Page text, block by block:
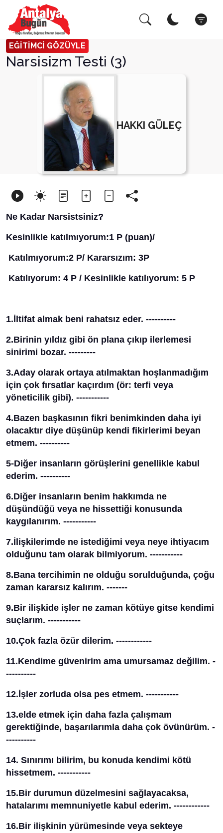
EĞİTİMCİ GÖZÜYLE
Narsisizm Testi (3)
HAKKI GÜLEÇ
Ne Kadar Narsistsiniz?
Kesinlikle katılmıyorum:1 P (puan)/
Katılmıyorum:2 P/ Kararsızım: 3P
Katılıyorum: 4 P / Kesinlikle katılıyorum: 5 P
1.İltifat almak beni rahatsız eder. ----------
2.Birinin yıldız gibi ön plana çıkıp ilerlemesi
sinirimi bozar. ---------
3.Aday olarak ortaya atılmaktan hoşlanmadığım
için çok fırsatlar kaçırdım (ör: terfi veya
yöneticilik gibi). -----------
4.Bazen başkasının fikri benimkinden daha iyi
olacaktır diye düşünüp kendi fikirlerimi beyan
etmem. ----------
5-Diğer insanların görüşlerini genellikle kabul
ederim. ----------
6.Diğer insanların benim hakkımda ne
düşündüğü veya ne hissettiği konusunda
kaygılanırım. -----------
7.İlişkilerimde ne istediğimi veya neye ihtiyacım
olduğunu tam olarak bilmiyorum. -----------
8.Bana tercihimin ne olduğu sorulduğunda, çoğu
zaman kararsız kalırım. -------
9.Bir ilişkide işler ne zaman kötüye gitse kendimi
suçlarım. -----------
10.Çok fazla özür dilerim. ------------
11.Kendime güvenirim ama umursamaz değilim. -
----------
12.İşler zorluda olsa pes etmem. -----------
13.elde etmek için daha fazla çalışmam
gerektiğinde, başarılarımla daha çok övünürüm. -
----------
14. Sınırımı bilirim, bu konuda kendimi kötü
hissetmem. -----------
15.Bir durumun düzelmesini sağlayacaksa,
hatalarımı memnuniyetle kabul ederim. ------------
16.Bir ilişkinin yürümesinde veya sekteye
Arama Yap! Kapat